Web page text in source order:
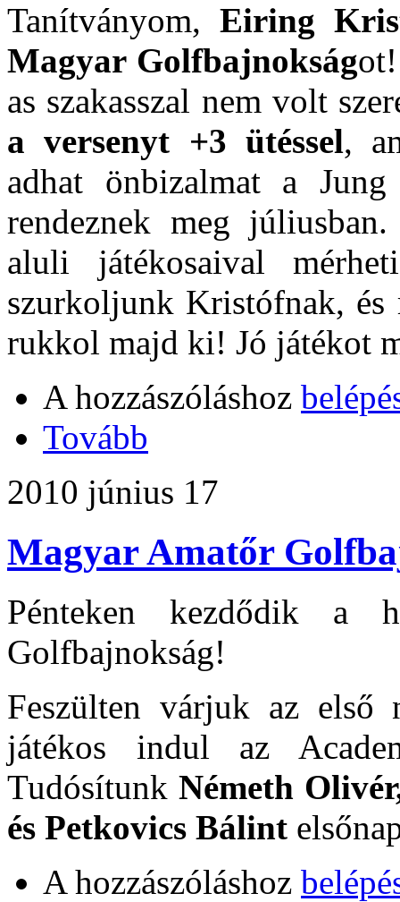
Tanítványom,Eiring
Magyar Golfbajnokság
as szakasszal nem volt
a versenyt +3 ütéssel,
adhat önbizalmat a
rendeznek meg
aluli játékosaival
szurkoljunk Kristófnak, és
rukkol majd ki! Jó játékot
A hozzászóláshoz
Tovább
2010 június 17
Magyar Amatőr
Pénteken kezdődik a
Golfbajnokság!
Feszülten várjuk az első
játékos indul az
TudósítunkNémeth
és Petkovics Bálint
A hozzászóláshoz